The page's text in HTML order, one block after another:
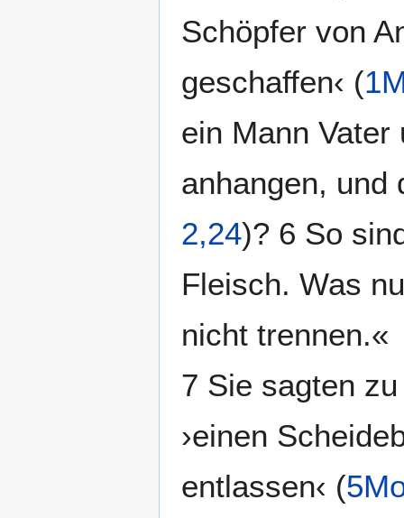
Schöpfer von
geschaffen‹ (
ein Mann
anhangen, und
2,24)? 6 So
Fleisch. Was
nicht trennen.«
7 Sie sagten
›einen
entlassen‹ (